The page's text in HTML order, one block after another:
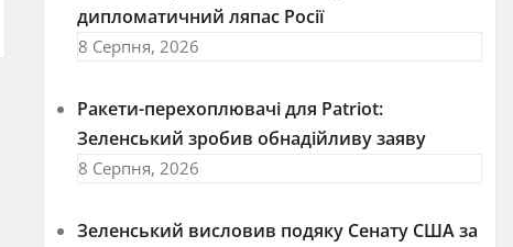
дипломатичний ляпас Росії
8 Серпня, 2026
Ракети-перехоплювачі для Patriot:
Зеленський зробив обнадійливу заяву
8 Серпня, 2026
Зеленський висловив подяку Сенату США за